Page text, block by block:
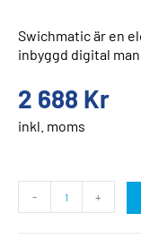
Swichmatic är en
inbyggd digital
2 688 Kr
inkl. moms
- +